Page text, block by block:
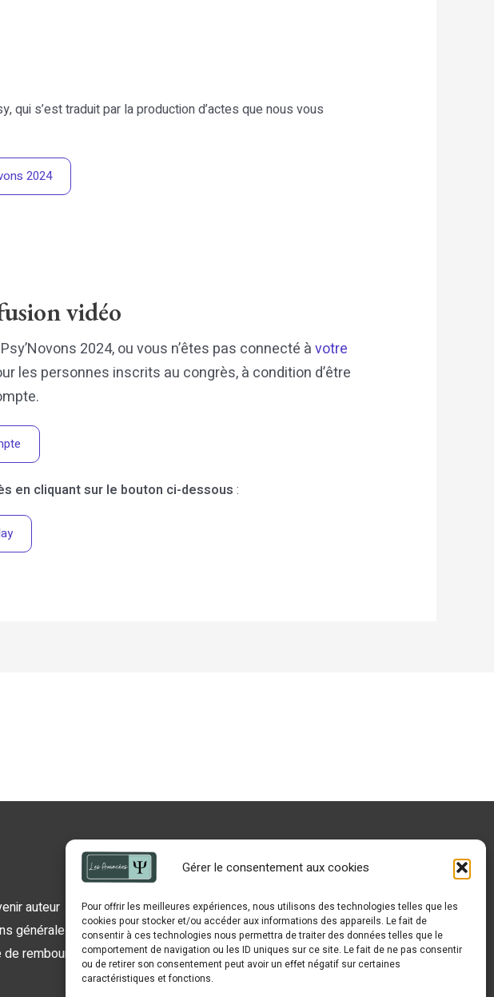
Gérer le consentement aux cookies
Pour offrir les meilleures expériences, nous utilisons des technologies telles que les
cookies pour stocker et/ou accéder aux informations des appareils. Le fait de
consentir à ces technologies nous permettra de traiter des données telles que le
comportement de navigation ou les ID uniques sur ce site. Le fait de ne pas consentir
ou de retirer son consentement peut avoir un effet négatif sur certaines
caractéristiques et fonctions.
qui s’est traduit par la production d’actes que nous vous
2024
vidéo
2024, ou vous n’êtes pas connecté àvotre
les personnes inscrits au congrès, à condition d’être
en cliquant sur le bouton ci-dessous :
auteur
Contact
générales de ventes
de remboursement